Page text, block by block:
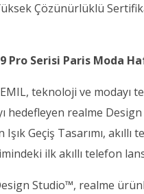
Çözünürlüklü
Pro Serisi Paris Moda
teknoloji ve modayı
hedefleyen realme
Işık Geçiş Tasarımı,
ilk akıllı telefon
Studio™, realme